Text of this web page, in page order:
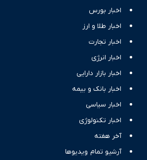
اخبار بورس
اخبار طلا و ارز
اخبار تجارت
اخبار انرژی
اخبار بازار دارایی
اخبار بانک و بیمه
اخبار سیاسی
اخبار تکنولوژی
آخر هفته
آرشیو تمام ویدیوها